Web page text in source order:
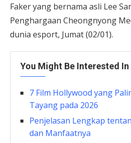
Faker yang bernama asli Lee
Penghargaan Cheongnyong
dunia esport, Jumat (02/01).
You Might Be Interested In
7 Film Hollywood yang
Tayang pada 2026
Penjelasan Lengkap
dan Manfaatnya